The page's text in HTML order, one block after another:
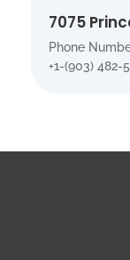
7075
Phone
+1-(903) 482-